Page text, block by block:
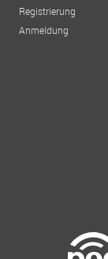
Registrierung
Anmeldung